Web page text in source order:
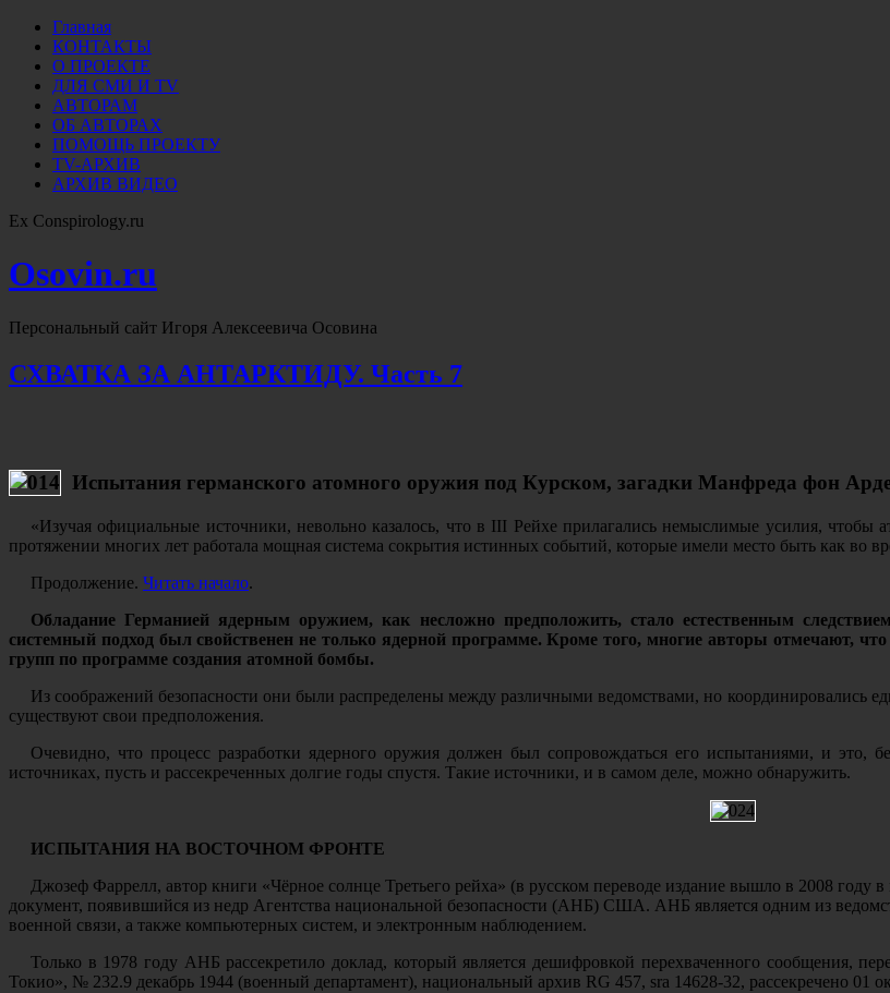
Главная
КОНТАКТЫ
О ПРОЕКТЕ
ДЛЯ СМИ И TV
АВТОРАМ
ОБ АВТОРАХ
ПОМОЩЬ ПРОЕКТУ
TV-АРХИВ
АРХИВ ВИДЕО
Ex Conspirology.ru
Osovin.ru
Персональный сайт Игоря Алексеевича Осовина
СХВАТКА ЗА АНТАРКТИДУ. Часть 7
Испытания германского атомного оружия под Курском, загадки Манфреда фон
«Изучая официальные источники, невольно казалось, что в III Рейхе прилагались немыслимые усилия, чтобы
протяжении многих лет работала мощная система сокрытия истинных событий, которые имели место быть как во
Продолжение. Читать начало.
Обладание Германией ядерным оружием, как несложно предположить, стало естественным
системный подход был свойственен не только ядерной программе. Кроме того, многие авторы отмечают,
групп по программе создания атомной бомбы.
Из соображений безопасности они были распределены между различными ведомствами, но координировались
существуют свои предположения.
Очевидно, что процесс разработки ядерного оружия должен был сопровождаться его испытаниями, и это,
источниках, пусть и рассекреченных долгие годы спустя. Такие источники, и в самом деле, можно обнаружить.
ИСПЫТАНИЯ НА ВОСТОЧНОМ ФРОНТЕ
Джозеф Фаррелл, автор книги «Чёрное солнце Третьего рейха» (в русском переводе издание вышло в 2008 году
документ, появившийся из недр Агентства национальной безопасности (АНБ) США. АНБ является одним из
военной связи, а также компьютерных систем, и электронным наблюдением.
Только в 1978 году АНБ рассекретило доклад, который является дешифровкой перехваченного сообщения,
Токио», № 232.9 декабрь 1944 (военный департамент), национальный архив RG 457, sra 14628-32, рассекречено 01